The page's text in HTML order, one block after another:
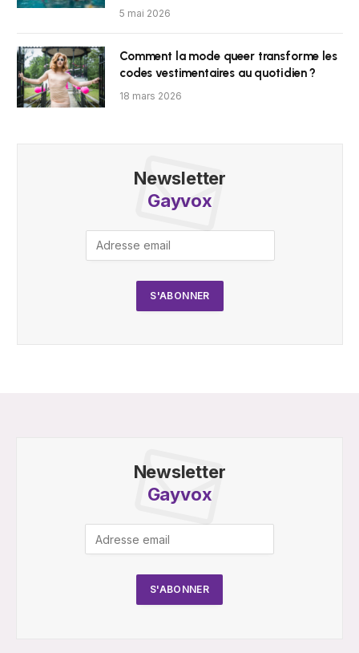
5 mai 2026
Comment la mode queer transforme les
codes vestimentaires au quotidien ?
18 mars 2026
Newsletter
Gayvox
Newsletter
Gayvox